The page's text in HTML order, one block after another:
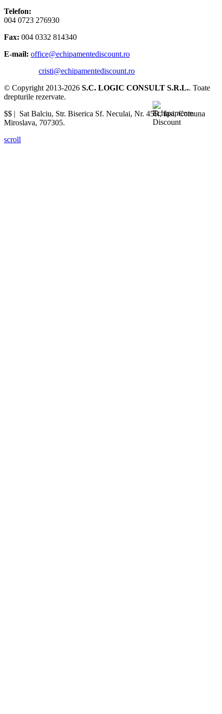
Telefon:
004 0723 276930
Fax: 004 0332 814340
E-mail: office@echipamentediscount.ro
cristi@echipamentediscount.ro
© Copyright 2013-2026 S.C. LOGIC CONSULT S.R.L.. Toate
drepturile rezervate.
$$ | Sat Balciu, Str. Biserica Sf. Neculai, Nr. 45R,Iasi,Comuna
Miroslava, 707305.
scroll